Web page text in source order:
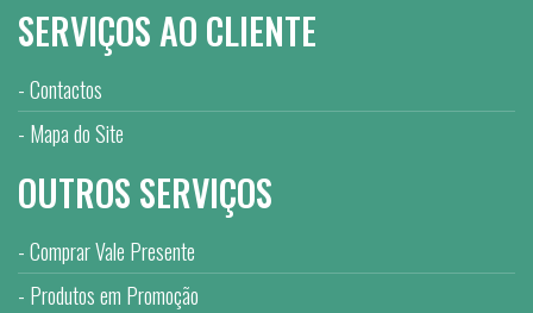
SERVIÇOS AO CLIENTE
Contactos
Mapa do Site
OUTROS SERVIÇOS
Comprar Vale Presente
Produtos em Promoção